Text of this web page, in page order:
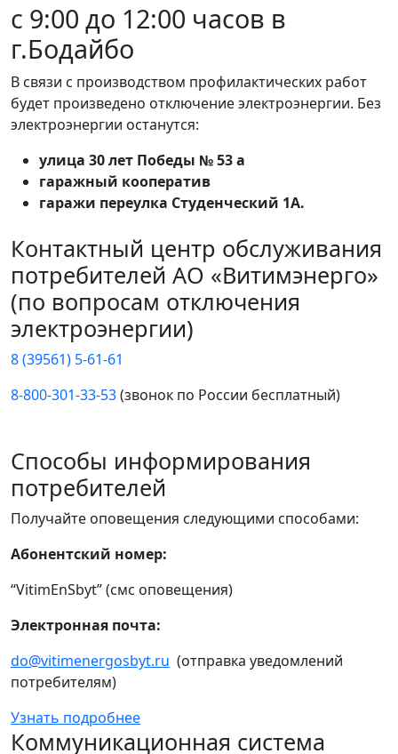
с 9:00 до 12:00 часов в
г.Бодайбо
В связи с производством профилактических работ
будет произведено отключение электроэнергии. Без
электроэнергии останутся:
улица 30 лет Победы № 53 а
гаражный кооператив
гаражи переулка Студенческий 1А.
Контактный центр обслуживания
потребителей АО «Витимэнерго»
(по вопросам отключения
электроэнергии)
8 (39561) 5-61-61
8-800-301-33-53(звонок по России бесплатный)
Способы информирования
потребителей
Получайте оповещения следующими способами:
Абонентский номер:
“VitimEnSbyt” (смс оповещения)
Электронная почта:
do@vitimenergosbyt.ru (отправка уведомлений
потребителям)
Узнать подробнее
Коммуникационная система